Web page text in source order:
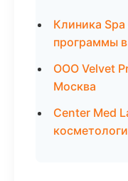
Клиника
программы
ООО Velvet
Москва
Center Med